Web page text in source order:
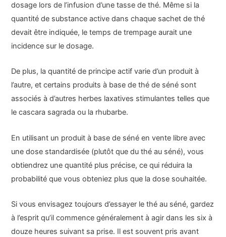
dosage lors de l’infusion d’une tasse de thé. Même si la
quantité de substance active dans chaque sachet de thé
devait être indiquée, le temps de trempage aurait une
incidence sur le dosage.
De plus, la quantité de principe actif varie d’un produit à
l’autre, et certains produits à base de thé de séné sont
associés à d’autres herbes laxatives stimulantes telles que
le cascara sagrada ou la rhubarbe.
En utilisant un produit à base de séné en vente libre avec
une dose standardisée (plutôt que du thé au séné), vous
obtiendrez une quantité plus précise, ce qui réduira la
probabilité que vous obteniez plus que la dose souhaitée.
Si vous envisagez toujours d’essayer le thé au séné, gardez
à l’esprit qu’il commence généralement à agir dans les six à
douze heures suivant sa prise. Il est souvent pris avant